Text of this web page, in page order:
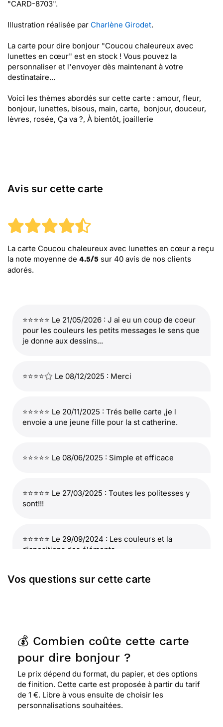
"CARD-8703".
Illustration réalisée par Charlène Girodet.
La carte pour dire bonjour "Coucou chaleureux avec
lunettes en cœur" est en stock ! Vous pouvez la
personnaliser et l'envoyer dès maintenant à votre
destinataire...
Voici les thèmes abordés sur cette carte : amour, fleur,
bonjour, lunettes, bisous, main, carte, bonjour, douceur,
lèvres, rosée, Ça va ?, À bientôt, joaillerie
Avis sur cette carte
La carte Coucou chaleureux avec lunettes en cœur a reçu
la note moyenne de 4.5/5 sur 40 avis de nos clients
adorés.
⭐⭐⭐⭐⭐ Le 21/05/2026 : J ai eu un coup de coeur
pour les couleurs les petits messages le sens que
je donne aux dessins...
⭐⭐⭐⭐ Le 08/12/2025 : Merci
⭐⭐⭐⭐⭐ Le 20/11/2025 : Trés belle carte ,je l
envoie a une jeune fille pour la st catherine.
⭐⭐⭐⭐⭐ Le 08/06/2025 : Simple et efficace
⭐⭐⭐⭐⭐ Le 27/03/2025 : Toutes les politesses y
sont!!!
⭐⭐⭐⭐⭐ Le 29/09/2024 : Les couleurs et la
dispositions des éléments
⭐⭐⭐⭐⭐ Le 27/04/2024 : Rien à redire. Merci.
qualité. cependant rien d'original en terme de
choix graphique, et trop surchargé. beaucoup de
symboles, pas assez de poésie. l'effet de douceur
et l'impression de gentillesse est accessible
naturellement, tant en terme de choix graphique,
que pastel. beaucoup trop d'images dans le même
esprit sans l'implication et l'engagement humain
Vos questions sur cette carte
💰 Combien coûte cette carte
pour dire bonjour ?
Le prix dépend du format, du papier, et des options
de finition. Cette carte est proposée à partir du tarif
de 1 €. Libre à vous ensuite de choisir les
personnalisations souhaitées.